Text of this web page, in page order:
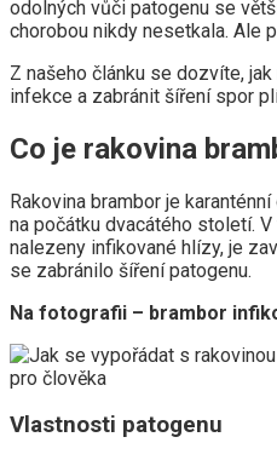
odolných vůči patogenu se
chorobou nikdy nesetkala. Ale
Z našeho článku se dozvíte,
infekce a zabránit šíření spor
Co je rakovina
Rakovina brambor je
na počátku dvacátého století.
nalezeny infikované hlízy, je
se zabránilo šíření patogenu.
Na fotografii – brambor
Vlastnosti patogenu